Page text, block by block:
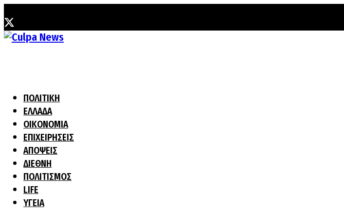
ΠΟΛΙΤΙΚΗ
ΕΛΛΑΔΑ
ΟΙΚΟΝΟΜΙΑ
ΕΠΙΧΕΙΡΗΣΕΙΣ
ΑΠΟΨΕΙΣ
ΔΙΕΘΝΗ
ΠΟΛΙΤΙΣΜΟΣ
LIFE
ΥΓΕΙΑ